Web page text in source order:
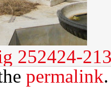
252424-
permalink.